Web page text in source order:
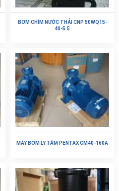
BƠM CHÌM NƯỚC THẢI CNP 50WQ15-
40-5.5
MÁY BƠM LY TÂM PENTAX CM40-160A